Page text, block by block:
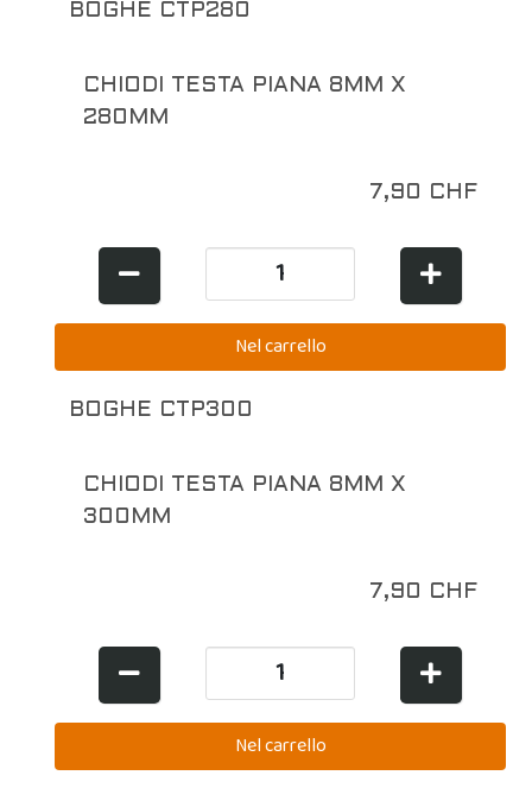
BOGHE CTP280
CHIODI TESTA PIANA 8MM X
280MM
7,90 CHF
BOGHE CTP300
CHIODI TESTA PIANA 8MM X
300MM
7,90 CHF